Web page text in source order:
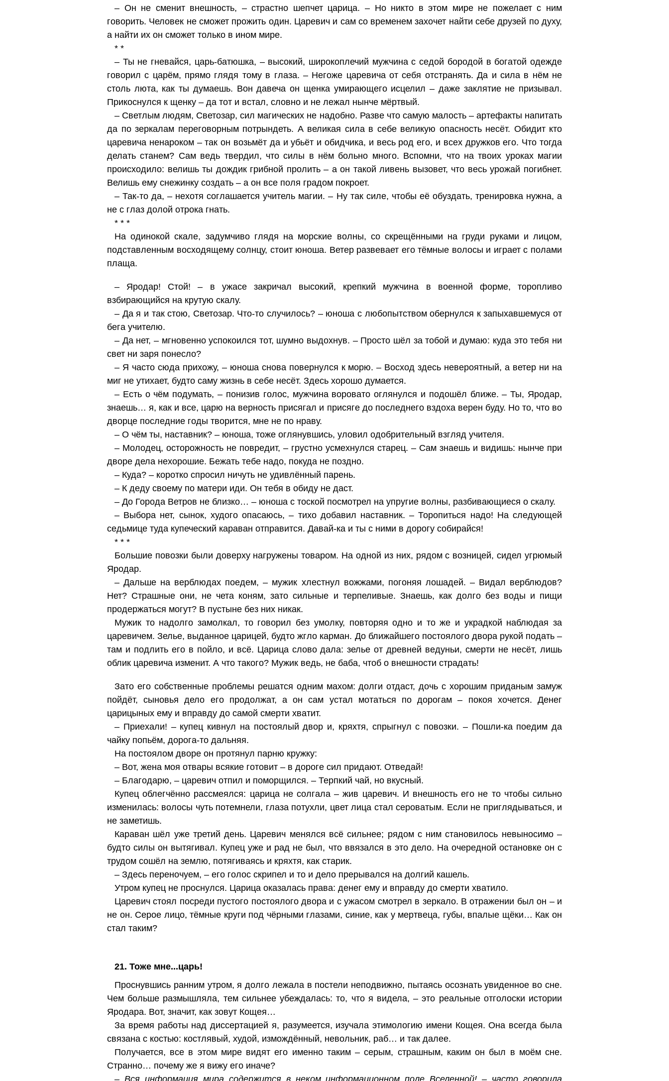
– Он не сменит внешность, – страстно шепчет царица. – Но никто в этом мире не пожелает с ним
говорить. Человек не сможет прожить один. Царевич и сам со временем захочет найти себе друзей по духу,
а найти их он сможет только в ином мире.
* *
– Ты не гневайся, царь-батюшка, – высокий, широкоплечий мужчина с седой бородой в богатой одежде
говорил с царём, прямо глядя тому в глаза. – Негоже царевича от себя отстранять. Да и сила в нём не
столь люта, как ты думаешь. Вон давеча он щенка умирающего исцелил – даже заклятие не призывал.
Прикоснулся к щенку – да тот и встал, словно и не лежал нынче мёртвый.
– Светлым людям, Светозар, сил магических не надобно. Разве что самую малость – артефакты напитать
да по зеркалам переговорным потрындеть. А великая сила в себе великую опасность несёт. Обидит кто
царевича ненароком – так он возьмёт да и убьёт и обидчика, и весь род его, и всех дружков его. Что тогда
делать станем? Сам ведь твердил, что силы в нём больно много. Вспомни, что на твоих уроках магии
происходило: велишь ты дождик грибной пролить – а он такой ливень вызовет, что весь урожай погибнет.
Велишь ему снежинку создать – а он все поля градом покроет.
– Так-то да, – нехотя соглашается учитель магии. – Ну так силе, чтобы её обуздать, тренировка нужна, а
не с глаз долой отрока гнать.
* * *
На одинокой скале, задумчиво глядя на морские волны, со скрещёнными на груди руками и лицом,
подставленным восходящему солнцу, стоит юноша. Ветер развевает его тёмные волосы и играет с полами
плаща.
– Яродар! Стой! – в ужасе закричал высокий, крепкий мужчина в военной форме, торопливо
взбирающийся на крутую скалу.
– Да я и так стою, Светозар. Что-то случилось? – юноша с любопытством обернулся к запыхавшемуся от
бега учителю.
– Да нет, – мгновенно успокоился тот, шумно выдохнув. – Просто шёл за тобой и думаю: куда это тебя ни
свет ни заря понесло?
– Я часто сюда прихожу, – юноша снова повернулся к морю. – Восход здесь невероятный, а ветер ни на
миг не утихает, будто саму жизнь в себе несёт. Здесь хорошо думается.
– Есть о чём подумать, – понизив голос, мужчина воровато оглянулся и подошёл ближе. – Ты, Яродар,
знаешь… я, как и все, царю на верность присягал и присяге до последнего вздоха верен буду. Но то, что во
дворце последние годы творится, мне не по нраву.
– О чём ты, наставник? – юноша, тоже оглянувшись, уловил одобрительный взгляд учителя.
– Молодец, осторожность не повредит, – грустно усмехнулся старец. – Сам знаешь и видишь: нынче при
дворе дела нехорошие. Бежать тебе надо, покуда не поздно.
– Куда? – коротко спросил ничуть не удивлённый парень.
– К деду своему по матери иди. Он тебя в обиду не даст.
– До Города Ветров не близко… – юноша с тоской посмотрел на упругие волны, разбивающиеся о скалу.
– Выбора нет, сынок, худого опасаюсь, – тихо добавил наставник. – Торопиться надо! На следующей
седьмице туда купеческий караван отправится. Давай-ка и ты с ними в дорогу собирайся!
* * *
Большие повозки были доверху нагружены товаром. На одной из них, рядом с возницей, сидел угрюмый
Яродар.
– Дальше на верблюдах поедем, – мужик хлестнул вожжами, погоняя лошадей. – Видал верблюдов?
Нет? Страшные они, не чета коням, зато сильные и терпеливые. Знаешь, как долго без воды и пищи
продержаться могут? В пустыне без них никак.
Мужик то надолго замолкал, то говорил без умолку, повторяя одно и то же и украдкой наблюдая за
царевичем. Зелье, выданное царицей, будто жгло карман. До ближайшего постоялого двора рукой подать –
там и подлить его в пойло, и всё. Царица слово дала: зелье от древней ведуньи, смерти не несёт, лишь
облик царевича изменит. А что такого? Мужик ведь, не баба, чтоб о внешности страдать!
Зато его собственные проблемы решатся одним махом: долги отдаст, дочь с хорошим приданым замуж
пойдёт, сыновья дело его продолжат, а он сам устал мотаться по дорогам – покоя хочется. Денег
царицыных ему и вправду до самой смерти хватит.
– Приехали! – купец кивнул на постоялый двор и, кряхтя, спрыгнул с повозки. – Пошли-ка поедим да
чайку попьём, дорога-то дальняя.
На постоялом дворе он протянул парню кружку:
– Вот, жена моя отвары всякие готовит – в дороге сил придают. Отведай!
– Благодарю, – царевич отпил и поморщился. – Терпкий чай, но вкусный.
Купец облегчённо рассмеялся: царица не солгала – жив царевич. И внешность его не то чтобы сильно
изменилась: волосы чуть потемнели, глаза потухли, цвет лица стал сероватым. Если не приглядываться, и
не заметишь.
Караван шёл уже третий день. Царевич менялся всё сильнее; рядом с ним становилось невыносимо –
будто силы он вытягивал. Купец уже и рад не был, что ввязался в это дело. На очередной остановке он с
трудом сошёл на землю, потягиваясь и кряхтя, как старик.
– Здесь переночуем, – его голос скрипел и то и дело прерывался на долгий кашель.
Утром купец не проснулся. Царица оказалась права: денег ему и вправду до смерти хватило.
Царевич стоял посреди пустого постоялого двора и с ужасом смотрел в зеркало. В отражении был он – и
не он. Серое лицо, тёмные круги под чёрными глазами, синие, как у мертвеца, губы, впалые щёки… Как он
стал таким?
21. Тоже мне...царь!
Проснувшись ранним утром, я долго лежала в постели неподвижно, пытаясь осознать увиденное во сне.
Чем больше размышляла, тем сильнее убеждалась: то, что я видела, – это реальные отголоски истории
Яродара. Вот, значит, как зовут Кощея…
За время работы над диссертацией я, разумеется, изучала этимологию имени Кощея. Она всегда была
связана с костью: костлявый, худой, измождённый, невольник, раб… и так далее.
Получается, все в этом мире видят его именно таким – серым, страшным, каким он был в моём сне.
Странно… почему же я вижу его иначе?
– Вся информация мира содержится в неком информационном поле Вселенной! – часто говорила